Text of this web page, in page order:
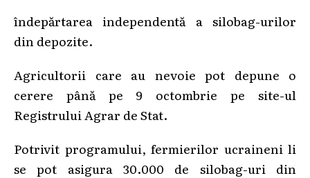
îndepărtarea independentă a silobag-urilor
din depozite.
Agricultorii care au nevoie pot depune o
cerere până pe 9 octombrie pe site-ul
Registrului Agrar de Stat.
Potrivit programului, fermierilor ucraineni li
se pot asigura 30.000 de silobag-uri din